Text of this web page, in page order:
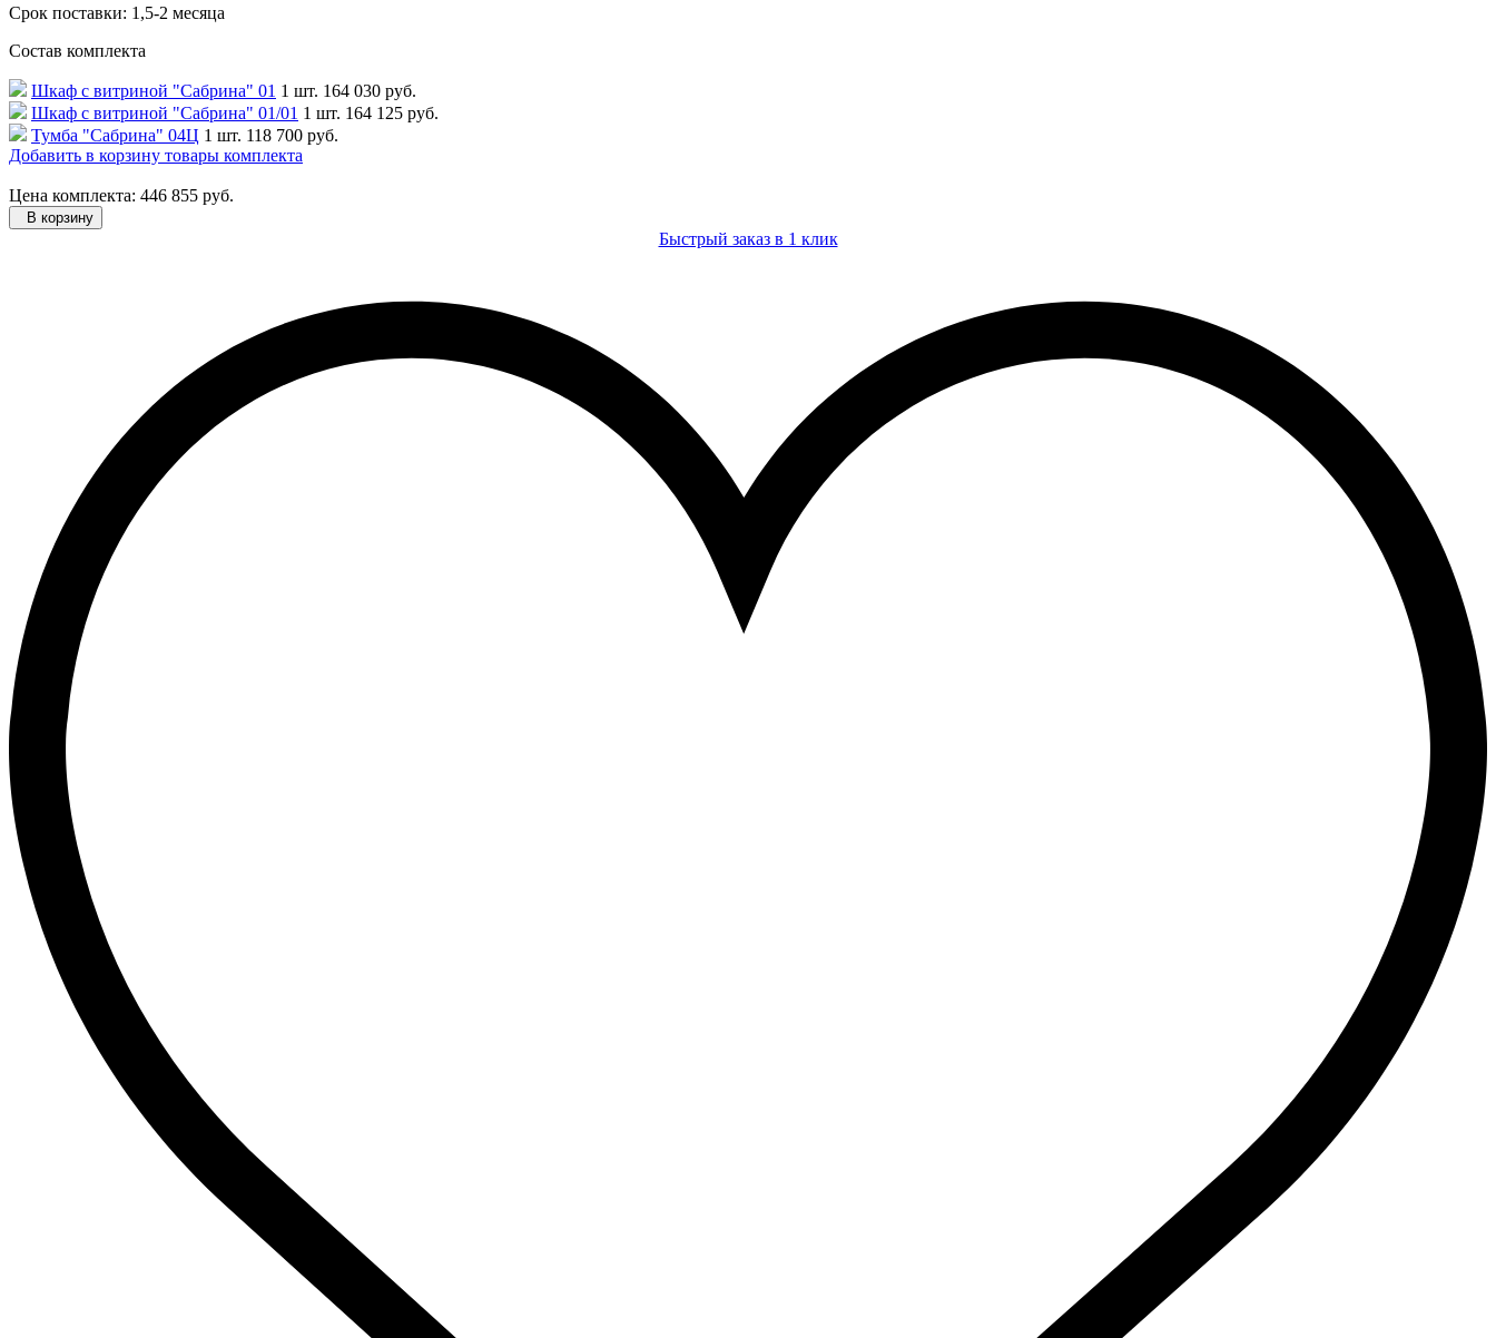
Cрок поставки: 1,5-2 месяца
Состав комплекта
Шкаф с витриной "Сабрина" 01 1 шт. 164 030 руб.
Шкаф с витриной "Сабрина" 01/01 1 шт. 164 125 руб.
Тумба "Сабрина" 04Ц 1 шт. 118 700 руб.
Добавить в корзину товары комплекта
Цена комплекта: 446 855 руб.
В корзину
Быстрый заказ в 1 клик